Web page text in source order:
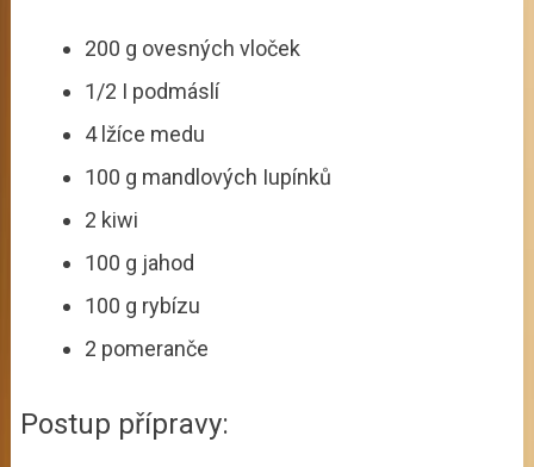
200 g ovesných vloček
1/2 I podmáslí
4 lžíce medu
100 g mandlových Iupínků
2 kiwi
100 g jahod
100 g rybízu
2 pomeranče
Postup přípravy: